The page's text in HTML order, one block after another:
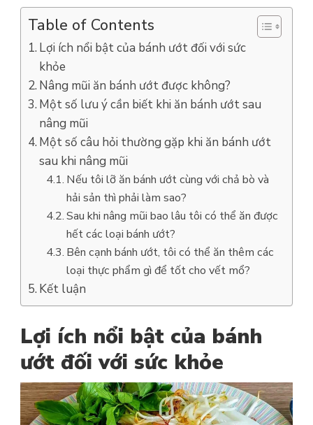
Table of Contents
Lợi ích nổi bật của bánh ướt đối với sức
khỏe
Nâng mũi ăn bánh ướt được không?
Một số lưu ý cần biết khi ăn bánh ướt sau
nâng mũi
Một số câu hỏi thường gặp khi ăn bánh ướt
sau khi nâng mũi
Nếu tôi lỡ ăn bánh ướt cùng với chả bò và
hải sản thì phải làm sao?
Sau khi nâng mũi bao lâu tôi có thể ăn được
hết các loại bánh ướt?
Bên cạnh bánh ướt, tôi có thể ăn thêm các
loại thực phẩm gì để tốt cho vết mổ?
Kết luận
Lợi ích nổi bật của bánh
ướt đối với sức khỏe